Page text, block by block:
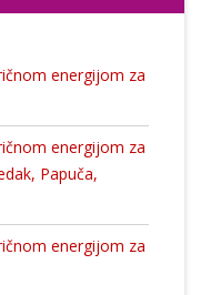
energijom za
energijom za
Papuča,
energijom za